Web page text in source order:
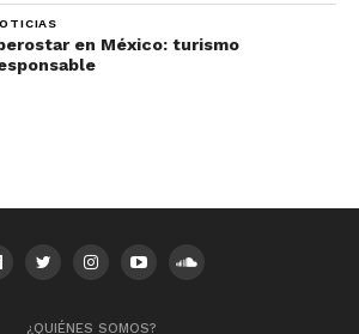
en México: turismo
¿QUIÉNES SOMOS?